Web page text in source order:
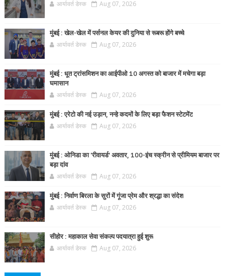
आर्यावर्त डेस्क Aug 07, 2026
मुंबई : खेल-खेल में पर्सनल केयर की दुनिया से रूबरू होंगे बच्चे
आर्यावर्त डेस्क Aug 07, 2026
मुंबई : धूत ट्रांसमिशन का आईपीओ 10 अगस्त को बाजार में मचेगा बड़ा
घमासान
आर्यावर्त डेस्क Aug 07, 2026
मुंबई : एरेटो की नई उड़ान, नन्हे कदमों के लिए बड़ा फैशन स्टेटमेंट
आर्यावर्त डेस्क Aug 07, 2026
मुंबई : ओनिडा का 'रीवायर्ड’ अवतार, 100-इंच स्क्रीन से प्रीमियम बाजार पर
बड़ा दांव
आर्यावर्त डेस्क Aug 07, 2026
मुंबई : निर्वाण बिरला के सुरों में गूंजा प्रेम और श्रद्धा का संदेश
आर्यावर्त डेस्क Aug 07, 2026
सीहोर : महाकाल सेवा संकल्प पदयात्रा हुई शुरू
आर्यावर्त डेस्क Aug 07, 2026